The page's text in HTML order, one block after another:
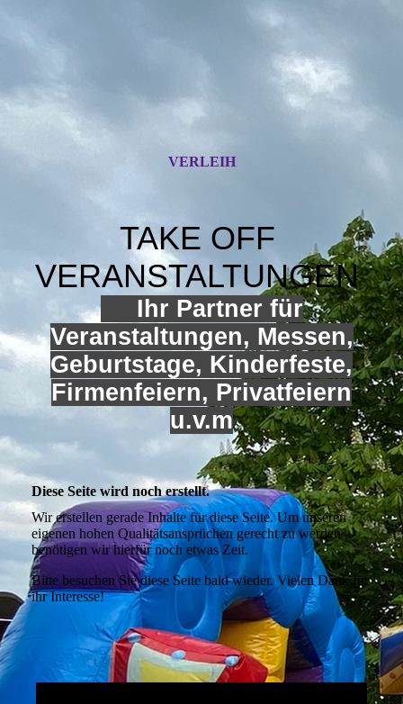
VERLEIH
TAKE OFF
VERANSTALTUNGEN
Ihr Partner für
Veranstaltungen, Messen,
Geburtstage, Kinderfeste,
Firmenfeiern, Privatfeiern
u.v.m
Diese Seite wird noch erstellt.
Wir erstellen gerade Inhalte für diese Seite. Um unseren
eigenen hohen Qualitätsansprüchen gerecht zu werden
benötigen wir hierfür noch etwas Zeit.
Bitte besuchen Sie diese Seite bald wieder. Vielen Dank für
ihr Interesse!